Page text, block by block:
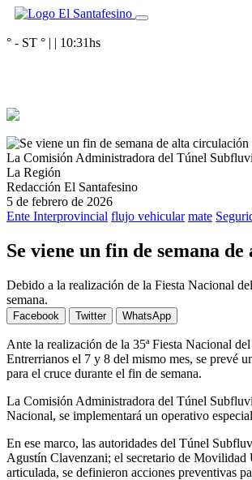
° - ST ° | | 10:31hs
La Comisión Administradora del Túnel
La Región
Redacción El Santafesino
5 de febrero de 2026
Ente Interprovincial flujo vehicular mate
Se viene un fin de semana
Debido a la realización de la Fiesta Nacional
semana.
Facebook Twitter WhatsApp
Ante la realización de la 35ª Fiesta Nacional
Entrerrianos el 7 y 8 del mismo mes, se prevé
para el cruce durante el fin de semana.
La Comisión Administradora del Túnel
Nacional, se implementará un operativo
En ese marco, las autoridades del Túnel
Agustín Clavenzani; el secretario de Movilidad
articulada, se definieron acciones preventivas